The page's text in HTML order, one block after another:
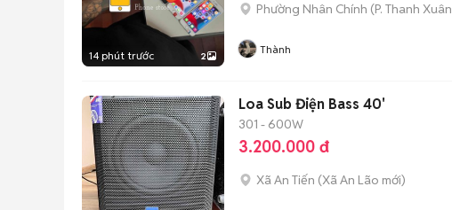
14 phút trước 2
Phường Nhân Chính (P. Thanh Xuân
Thành
Loa Sub Điện Bass 40'
301 - 600W
3.200.000 đ
Xã An Tiến (Xã An Lão mới)